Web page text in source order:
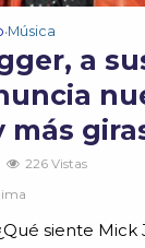
•Música
a
más
226 Vistas
siente Mick